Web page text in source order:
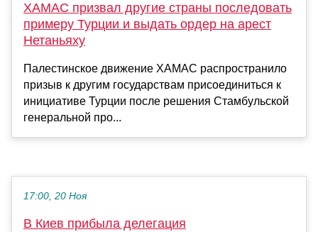
ХАМАС призвал другие страны последовать
примеру Турции и выдать ордер на арест
Нетаньяху
Палестинское движение ХАМАС распространило
призыв к другим государствам присоединиться к
инициативе Турции после решения Стамбульской
генеральной про...
17:00, 20 Ноя
В Киев прибыла делегация